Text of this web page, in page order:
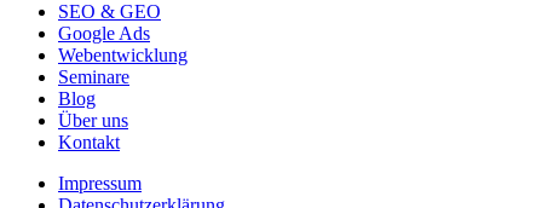
SEO & GEO
Google Ads
Webentwicklung
Seminare
Blog
Über uns
Kontakt
Impressum